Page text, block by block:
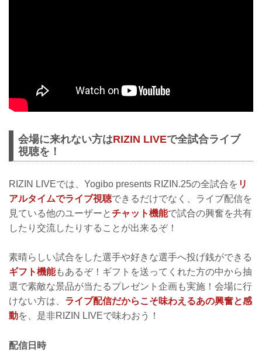
会場に来れない方はRIZIN LIVEで全試合ライブ
視聴を！
RIZIN LIVEでは、Yogibo presents RIZIN.25の全試合を リ
アルタイムでライブ視聴できるだけでなく、ライブ配信を
見ている他のユーザーとチャット機能で試合の興奮を共有
したり交流したりすることが出来るぞ！
素晴らしい試合をした選手や好きな選手へ投げ銭ができる
ギフト機能もあるぞ！ギフトを送ってくれた方の中から抽
選で素敵な景品が当たるプレゼント企画も実施！会場に行
けない方は、 ライブ配信だからこそ味わえるあの興奮と感
動を、是非RIZIN LIVEで味わおう！
配信日時